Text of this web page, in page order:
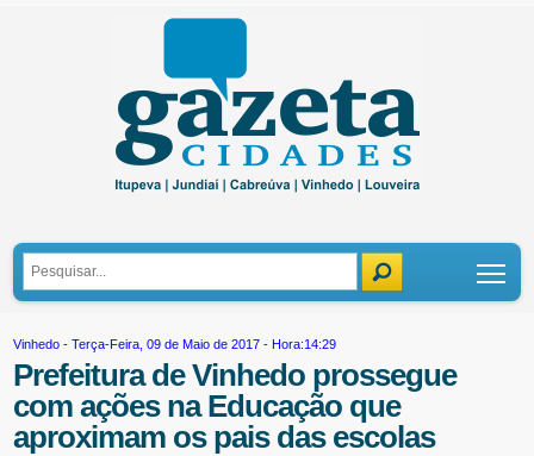
Vinhedo - Terça-Feira, 09 de Maio de 2017 - Hora:14:29
Prefeitura de Vinhedo prossegue
com ações na Educação que
aproximam os pais das escolas